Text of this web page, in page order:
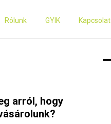
Rólunk GYIK Kapcsolat
arról, hogy